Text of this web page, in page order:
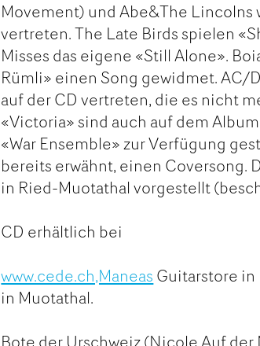
Movement) und Abe&The
vertreten. The Late Birds spielen
Misses das eigene «Still Alone».
Rümli» einen Song gewidmet. AC/
auf der CD vertreten, die es nicht
«Victoria» sind auch auf dem
«War Ensemble» zur Verfügung
bereits erwähnt, einen Coversong.
in Ried-Muotathal vorgestellt
CD erhältlich bei
www.cede.ch,Maneas Guitarstore in
in Muotathal.
Bote der Urschweiz (Nicole Auf der